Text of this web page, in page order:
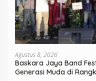
Agustus 8, 2026
Baskara Jaya Band
Generasi Muda di